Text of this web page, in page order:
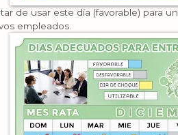
de usar este día (favorable) para
empleados.